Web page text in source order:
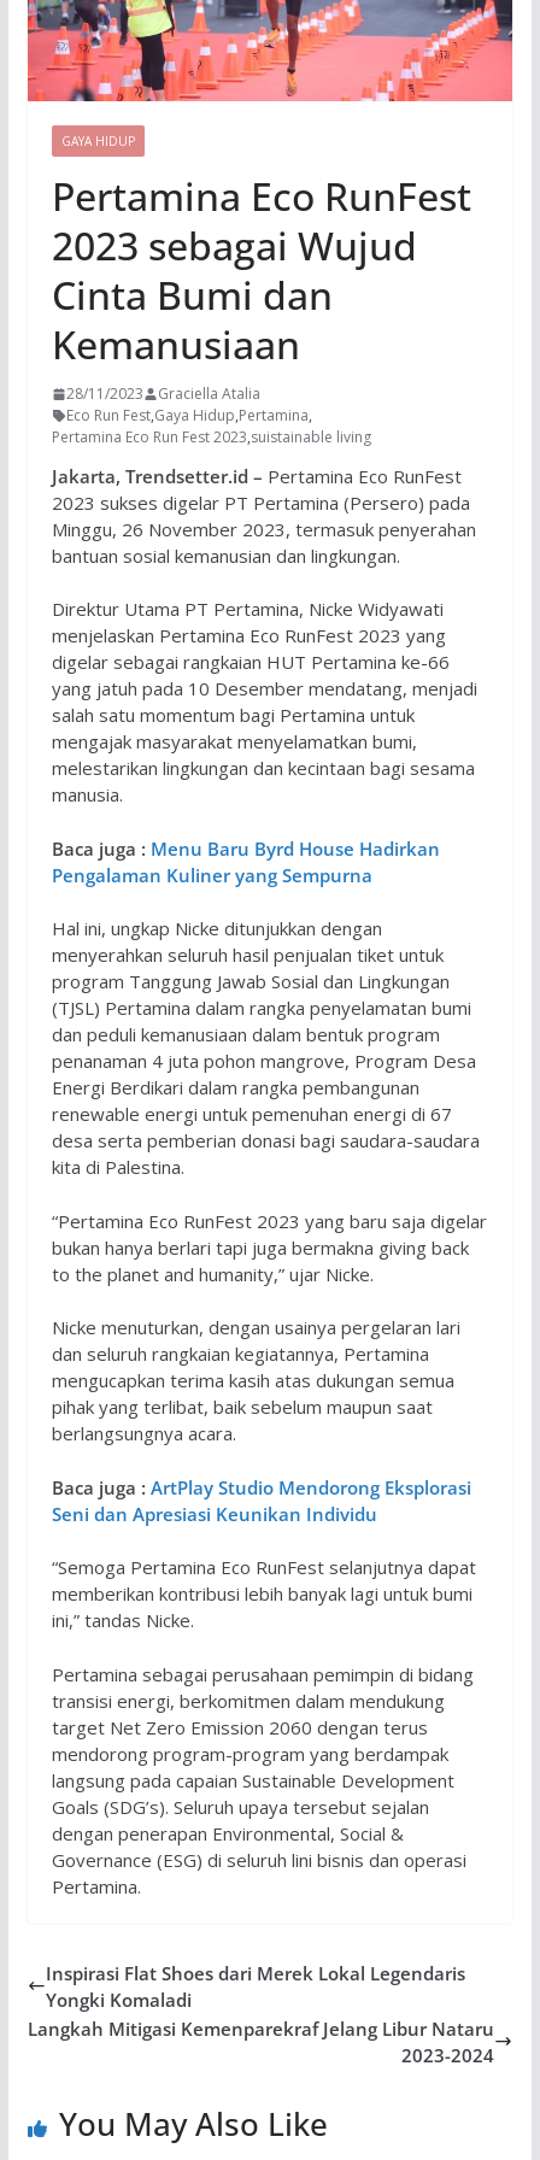
GAYA HIDUP
Pertamina Eco RunFest
2023 sebagai Wujud
Cinta Bumi dan
Kemanusiaan
28/11/2023
Graciella Atalia
Eco Run Fest,Gaya Hidup,Pertamina,
Pertamina Eco Run Fest 2023,suistainable living
Jakarta, Trendsetter.id – Pertamina Eco RunFest
2023 sukses digelar PT Pertamina (Persero) pada
Minggu, 26 November 2023, termasuk penyerahan
bantuan sosial kemanusian dan lingkungan.
Direktur Utama PT Pertamina, Nicke Widyawati
menjelaskan Pertamina Eco RunFest 2023 yang
digelar sebagai rangkaian HUT Pertamina ke-66
yang jatuh pada 10 Desember mendatang, menjadi
salah satu momentum bagi Pertamina untuk
mengajak masyarakat menyelamatkan bumi,
melestarikan lingkungan dan kecintaan bagi sesama
manusia.
Baca juga : Menu Baru Byrd House Hadirkan
Pengalaman Kuliner yang Sempurna
Hal ini, ungkap Nicke ditunjukkan dengan
menyerahkan seluruh hasil penjualan tiket untuk
program Tanggung Jawab Sosial dan Lingkungan
(TJSL) Pertamina dalam rangka penyelamatan bumi
dan peduli kemanusiaan dalam bentuk program
penanaman 4 juta pohon mangrove, Program Desa
Energi Berdikari dalam rangka pembangunan
renewable energi untuk pemenuhan energi di 67
desa serta pemberian donasi bagi saudara-saudara
kita di Palestina.
“Pertamina Eco RunFest 2023 yang baru saja digelar
bukan hanya berlari tapi juga bermakna giving back
to the planet and humanity,” ujar Nicke.
Nicke menuturkan, dengan usainya pergelaran lari
dan seluruh rangkaian kegiatannya, Pertamina
mengucapkan terima kasih atas dukungan semua
pihak yang terlibat, baik sebelum maupun saat
berlangsungnya acara.
Baca juga : ArtPlay Studio Mendorong Eksplorasi
Seni dan Apresiasi Keunikan Individu
“Semoga Pertamina Eco RunFest selanjutnya dapat
memberikan kontribusi lebih banyak lagi untuk bumi
ini,” tandas Nicke.
Pertamina sebagai perusahaan pemimpin di bidang
transisi energi, berkomitmen dalam mendukung
target Net Zero Emission 2060 dengan terus
mendorong program-program yang berdampak
langsung pada capaian Sustainable Development
Goals (SDG’s). Seluruh upaya tersebut sejalan
dengan penerapan Environmental, Social &
Governance (ESG) di seluruh lini bisnis dan operasi
Pertamina.
Inspirasi Flat Shoes dari Merek Lokal Legendaris
Yongki Komaladi
Langkah Mitigasi Kemenparekraf Jelang Libur Nataru
2023-2024
You May Also Like